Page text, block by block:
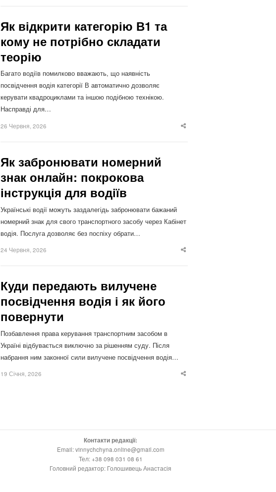
Як відкрити категорію В1 та
кому не потрібно складати
теорію
Багато водіїв помилково вважають, що наявність
посвідчення водія категорії В автоматично дозволяє
керувати квадроциклами та іншою подібною технікою.
Насправді для…
26 Червня, 2026
Share
Як забронювати номерний
знак онлайн: покрокова
інструкція для водіїв
Українські водії можуть заздалегідь забронювати бажаний
номерний знак для свого транспортного засобу через Кабінет
водія. Послуга дозволяє без поспіху обрати…
24 Червня, 2026
Share
Куди передають вилучене
посвідчення водія і як його
повернути
Позбавлення права керування транспортним засобом в
Україні відбувається виключно за рішенням суду. Після
набрання ним законної сили вилучене посвідчення водія…
19 Січня, 2026
Share
Контакти редакції:
Email: vinnychchyna.online@gmail.com
Тел: +38 098 031 08 61
Головний редактор: Голошивець Анастасія